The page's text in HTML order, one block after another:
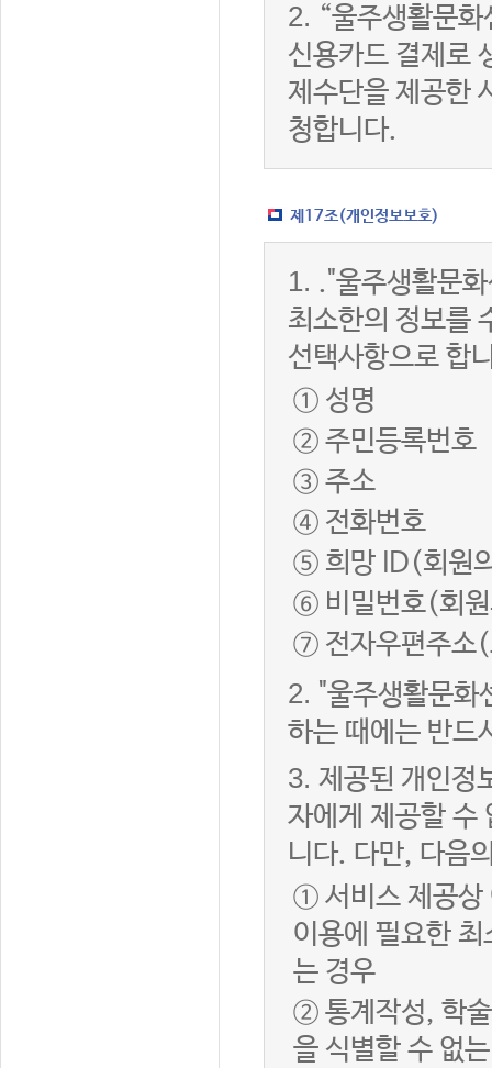
2. “울주생활문
신용카드 결제로
제수단을 제공한
청합니다.
제17조(개인정보보호)
1. ."울주생활문
최소한의 정보를
선택사항으로 합
① 성명
② 주민등록번호
③ 주소
④ 전화번호
⑤ 희망 ID(회원
⑥ 비밀번호(회
⑦ 전자우편주소
2. "울주생활문화
하는 때에는 반드
3. 제공된 개인정
자에게 제공할 수
니다. 다만, 다음
① 서비스 제공상
이용에 필요한
는 경우
② 통계작성, 학
을 식별할 수 없